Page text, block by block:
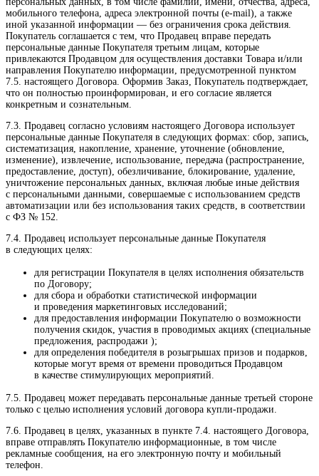
мобильного телефона, адреса электронной почты (e-mail), а также
иной указанной информации — без ограничения срока действия.
Покупатель соглашается с тем, что Продавец вправе передать
персональные данные Покупателя третьим лицам, которые
привлекаются Продавцом для осуществления доставки Товара и/или
направления Покупателю информации, предусмотренной пунктом
7.5. настоящего Договора. Оформив Заказ, Покупатель подтверждает,
что он полностью проинформирован, и его согласие является
конкретным и сознательным.
7.3. Продавец согласно условиям настоящего Договора использует
персональные данные Покупателя в следующих формах: сбор, запись,
систематизация, накопление, хранение, уточнение (обновление,
изменение), извлечение, использование, передача (распространение,
предоставление, доступ), обезличивание, блокирование, удаление,
уничтожение персональных данных, включая любые иные действия
с персональными данными, совершаемые с использованием средств
автоматизации или без использования таких средств, в соответствии
с ФЗ № 152.
7.4. Продавец использует персональные данные Покупателя
в следующих целях:
для регистрации Покупателя в целях исполнения обязательств
по Договору;
для сбора и обработки статистической информации
и проведения маркетинговых исследований;
для предоставления информации Покупателю о возможности
получения скидок, участия в проводимых акциях (специальные
предложения, распродажи );
для определения победителя в розыгрышах призов и подарков,
которые могут время от времени проводиться Продавцом
в качестве стимулирующих мероприятий.
7.5. Продавец может передавать персональные данные третьей стороне
только с целью исполнения условий договора купли-продажи.
7.6. Продавец в целях, указанных в пункте 7.4. настоящего Договора,
вправе отправлять Покупателю информационные, в том числе
рекламные сообщения, на его электронную почту и мобильный
телефон.